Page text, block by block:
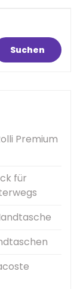
Suchen
Premium
für